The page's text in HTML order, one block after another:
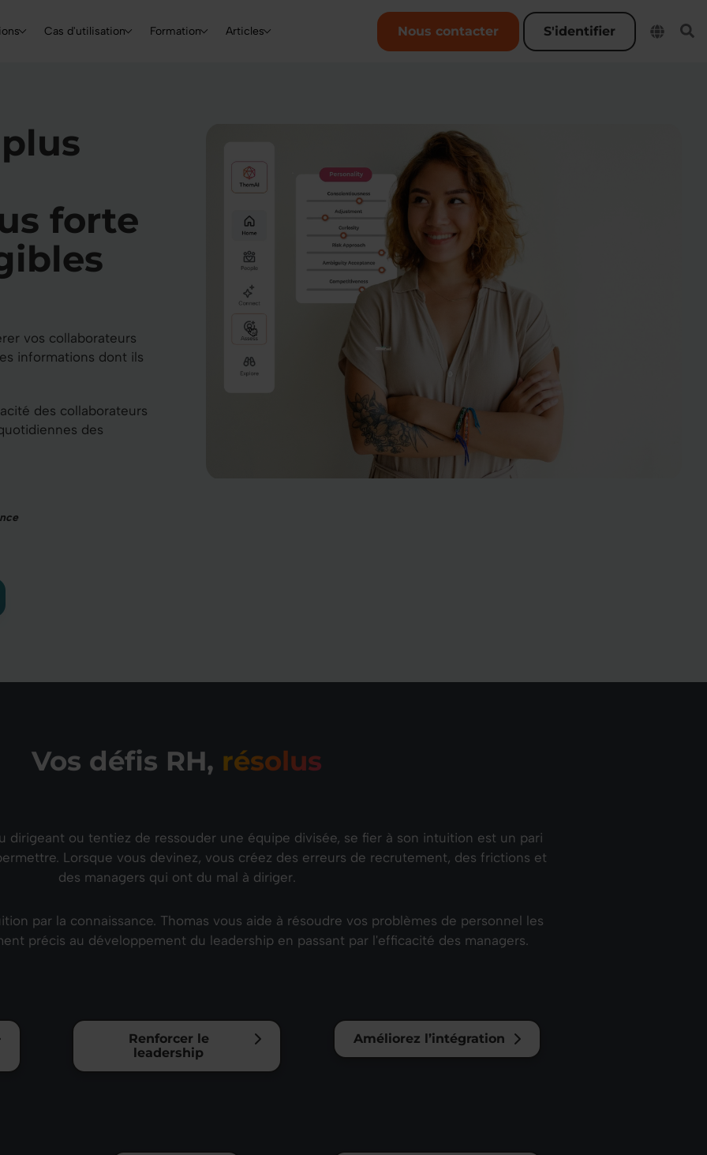
Main navigation
Cas d'utilisation Formation Articles
User account menu
Nous contacter S'identifier
plus
forte
vos collaborateurs
informations dont ils
des collaborateurs
des
Vos défis RH, résolus
dirigeant ou tentiez de ressouder une équipe divisée, se fier à son intuition est un pari
Lorsque vous devinez, vous créez des erreurs de recrutement, des frictions et
des managers qui ont du mal à diriger.
par la connaissance. Thomas vous aide à résoudre vos problèmes de personnel les
précis au développement du leadership en passant par l'efficacité des managers.
Renforcer le
leadership
Améliorez l’intégration